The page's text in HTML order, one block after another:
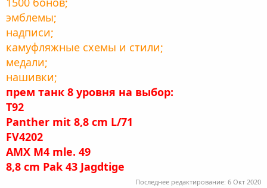
эмблемы;
надписи;
камуфляжные схемы и стили;
медали;
нашивки;
прем танк 8 уровня на выбор:
T92
Panther mit 8,8 cm L/71
FV4202
AMX M4 mle. 49
8,8 cm Pak 43 Jagdtige
Последнее редактирование: 6 Окт 2020